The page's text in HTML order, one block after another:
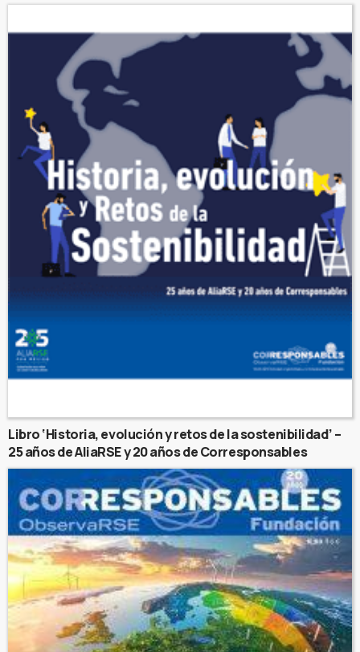
Libro ‘Historia, evolución y retos de la sostenibilidad’ –
25 años de AliaRSE y 20 años de Corresponsables